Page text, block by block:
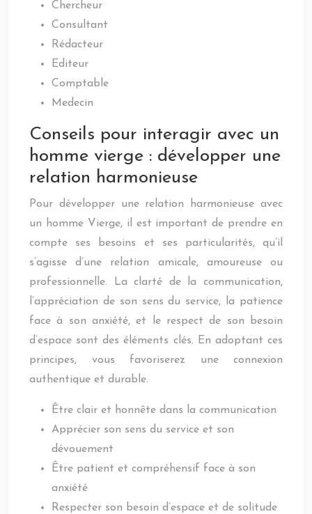
Chercheur
Consultant
Rédacteur
Editeur
Comptable
Medecin
Conseils pour interagir avec un
homme vierge : développer une
relation harmonieuse
Pour développer une relation harmonieuse avec
un homme Vierge, il est important de prendre en
compte ses besoins et ses particularités, qu’il
s’agisse d’une relation amicale, amoureuse ou
professionnelle. La clarté de la communication,
l’appréciation de son sens du service, la patience
face à son anxiété, et le respect de son besoin
d’espace sont des éléments clés. En adoptant ces
principes, vous favoriserez une connexion
authentique et durable.
Être clair et honnête dans la communication
Apprécier son sens du service et son
dévouement
Être patient et compréhensif face à son
anxiété
Respecter son besoin d’espace et de solitude